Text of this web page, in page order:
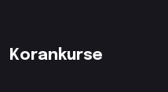
Korankurse